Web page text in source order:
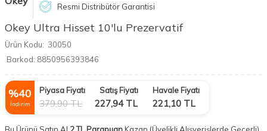
Resmi Distribütör Garantisi
Okey Ultra Hisset 10'lu Prezervatif
Ürün Kodu: 30050
Barkod: 8850956393846
%40
İndirim
Piyasa Fiyatı
379,90TL
Satış Fiyatı
227,94TL
Havale Fiyatı
221,10 TL